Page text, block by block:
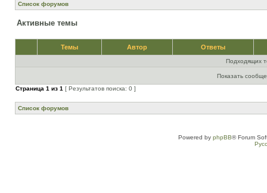
Список форумов
Активные темы
Темы Автор Ответы
Подходящих
Показать
Страница 1 из 1 [ Результатов поиска: 0 ]
Список форумов
Powered by phpBB® Forum